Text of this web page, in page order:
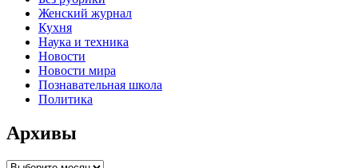
Женский журнал
Кухня
Наука и техника
Новости
Новости мира
Познавательная школа
Политика
Архивы